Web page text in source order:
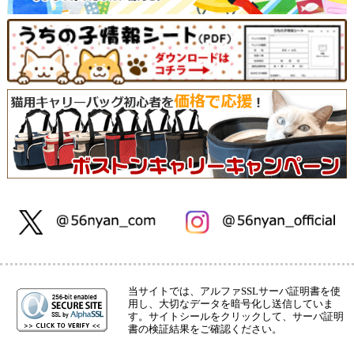
当サイトでは、アルファSSLサーバ証明書を使
用し、大切なデータを暗号化し送信していま
す。サイトシールをクリックして、サーバ証明
書の検証結果をご確認ください。